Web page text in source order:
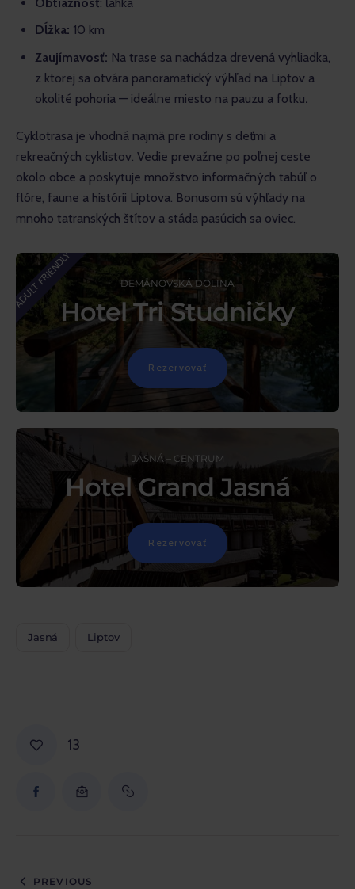
Dĺžka: 10 km
Zaujímavosť: Na trase sa nachádza drevená vyhliadka,
z ktorej sa otvára panoramatický výhľad na Liptov a
okolité pohoria — ideálne miesto na pauzu a fotku.
Cyklotrasa je vhodná najmä pre rodiny s deťmi a
rekreačných cyklistov. Vedie prevažne po poľnej ceste
okolo obce a poskytuje množstvo informačných tabúľ o
flóre, faune a histórii Liptova. Bonusom sú výhľady na
mnoho tatranských štítov a stáda pasúcich sa oviec.
ADULT FRIENDLY DEMÄNOVSKÁ DOLINA
Hotel Tri Studničky
Rezervovať
JASNÁ – CENTRUM
Hotel Grand Jasná
Rezervovať
Jasná Liptov
13
PREVIOUS